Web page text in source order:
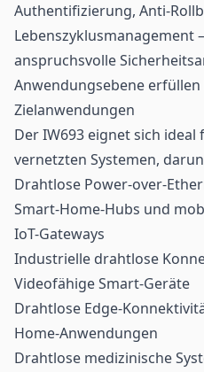
Authentifizierung, Anti-
Lebenszyklusmanagement
anspruchsvolle
Anwendungsebene erfüllen
Zielanwendungen
Der IW693 eignet sich ideal
vernetzten Systemen,
Drahtlose Power-over-
Smart-Home-Hubs und
IoT-Gateways
Industrielle drahtlose
Videofähige Smart-Geräte
Drahtlose Edge-
Home-Anwendungen
Drahtlose medizinische